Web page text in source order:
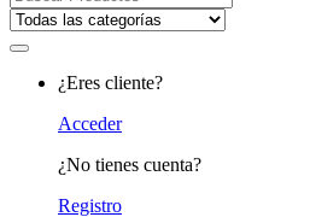
¿Eres cliente?
Acceder
¿No tienes cuenta?
Registro